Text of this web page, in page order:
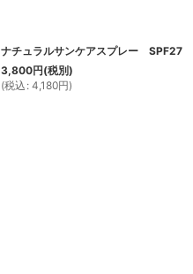
ナチュラルサンケアスプレー SPF27
3,800円(税別)
(税込 : 4,180円)